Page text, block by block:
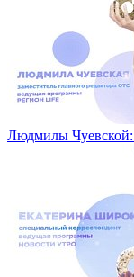
Людмилы